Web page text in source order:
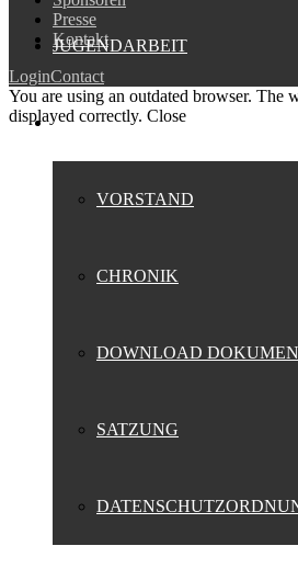
JUGENDARBEIT
VEREIN
VORSTAND
CHRONIK
DOWNLOAD
SATZUNG
Presse
Kontakt
LoginContact
You are using an outdated browser. The
displayed correctly. Close